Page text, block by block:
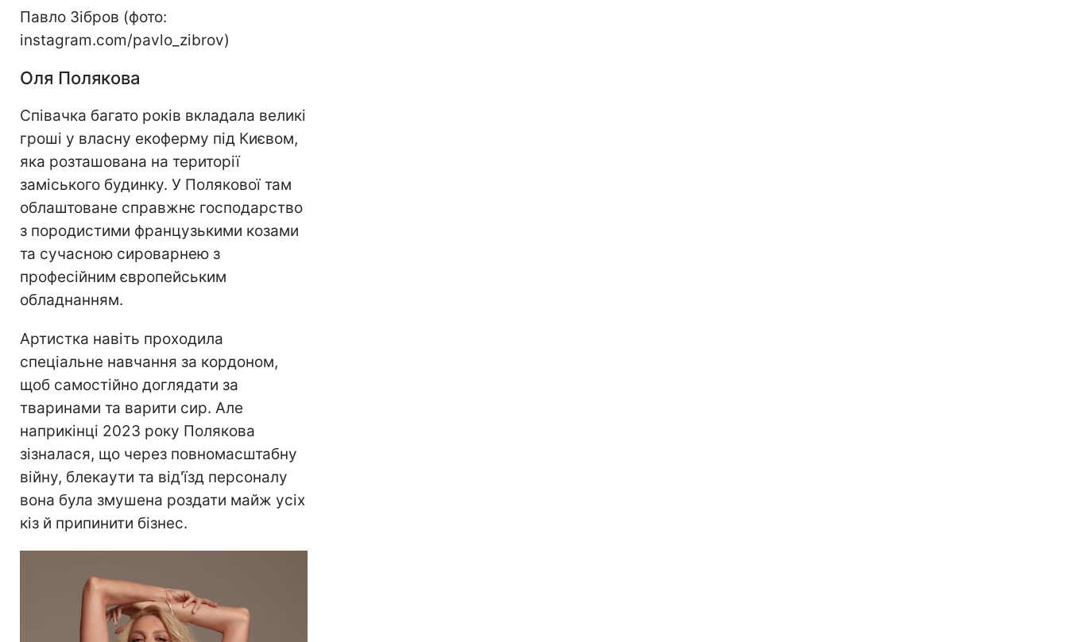
Павло Зібров (фото:
instagram.com/pavlo_zibrov)
Оля Полякова
Співачка багато років вкладала великі
гроші у власну екоферму під Києвом,
яка розташована на території
заміського будинку. У Полякової там
облаштоване справжнє господарство
з породистими французькими козами
та сучасною сироварнею з
професійним європейським
обладнанням.
Артистка навіть проходила
спеціальне навчання за кордоном,
щоб самостійно доглядати за
тваринами та варити сир. Але
наприкінці 2023 року Полякова
зізналася, що через повномасштабну
війну, блекаути та від'їзд персоналу
вона була змушена роздати майж усіх
кіз й припинити бізнес.